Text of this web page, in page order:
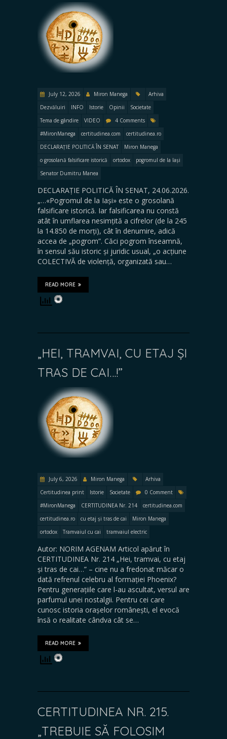
July 12, 2026 Miron Manega
Arhiva
Dezvăluiri
INFO Istorie Opinii
Societate
Tema de gândire
VIDEO
4 Comments
#MironManega
certitudinea.com
certitudinea.ro
DECLARAȚIE POLITICĂ ÎN SENAT
Miron Manega
o grosolană falsificare istorică
ortodox
pogromul de la Iași
Senator Dumitru Manea
DECLARAȚIE POLITICĂ ÎN SENAT, 24.06.2026.
„…«Pogromul de la Iași» este o grosolană
falsificare istorică. Iar falsificarea nu constă
atât în umflarea nesimțită a cifrelor (de la 245
la 14.850 de morți), cât în denumire, adică
accea de „pogrom”. Căci pogrom înseamnă,
în sensul său istoric și juridic usual, „o acțiune
COLECTIVĂ de violență, organizată sau…
READ MORE
„HEI, TRAMVAI, CU ETAJ ȘI
TRAS DE CAI…!”
July 6, 2026 Miron Manega
Arhiva
Certitudinea print
Istorie Societate
0 Comment
#MironManega
CERTITUDINEA Nr. 214
certitudinea.com
certitudinea.ro
cu etaj și tras de cai
Miron Manega
ortodox
Tramvaiul cu cai tramvaiul electric
Autor: NORIM AGENAM Articol apărut în
CERTITUDINEA Nr. 214 „Hei, tramvai, cu etaj
și tras de cai…” – cine nu a fredonat măcar o
dată refrenul celebru al formației Phoenix?
Pentru generațiile care l-au ascultat, versul are
parfumul unei nostalgii. Pentru cei care
cunosc istoria orașelor românești, el evocă
însă o realitate cândva cât se…
READ MORE
CERTITUDINEA NR. 215.
„TREBUIE SĂ FOLOSIM